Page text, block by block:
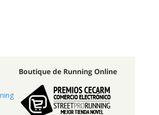
Boutique de Running Online